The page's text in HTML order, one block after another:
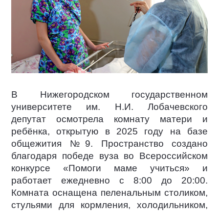
В Нижегородском государственном
университете им. Н.И. Лобачевского
депутат осмотрела комнату матери и
ребёнка, открытую в 2025 году на базе
общежития №9. Пространство создано
благодаря победе вуза во Всероссийском
конкурсе «Помоги маме учиться» и
работает ежедневно с 8:00 до 20:00.
Комната оснащена пеленальным столиком,
стульями для кормления, холодильником,